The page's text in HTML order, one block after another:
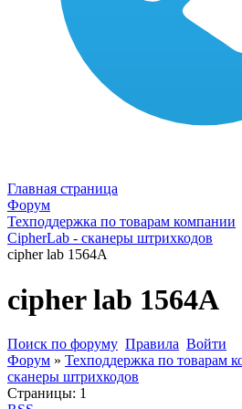
Главная страница
Форум
Техподдержка по товарам компании
CipherLab - сканеры штрихкодов
cipher lab 1564A
cipher lab 1564A
Поиск по форуму Правила Войти
Форум » Техподдержка по товарам
сканеры штрихкодов
Страницы: 1